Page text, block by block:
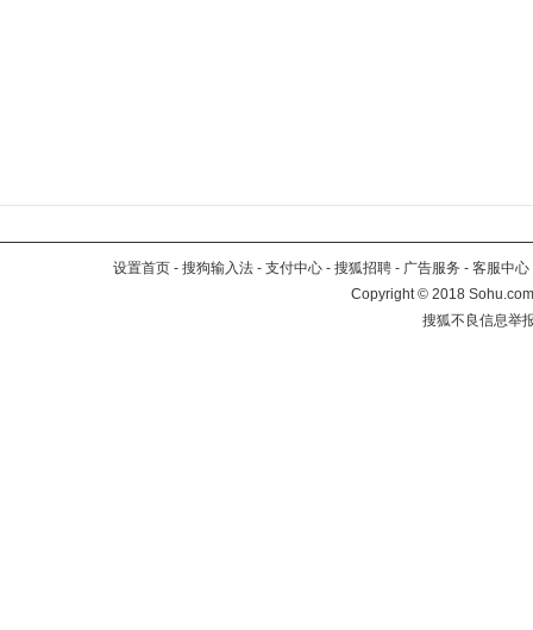
设置首页 - 搜狗输入法 - 支付中心 - 搜狐招聘 - 广告服务 - 客服中心
Copyright©2018
搜狐不良信息举